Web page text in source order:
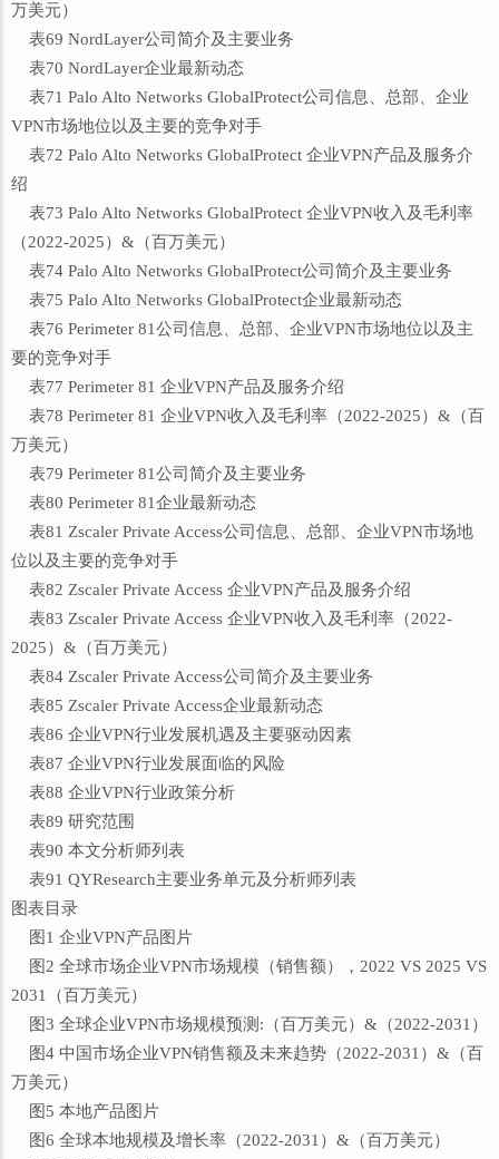
万美元）
表69 NordLayer公司简介及主要业务
表70 NordLayer企业最新动态
表71 Palo Alto Networks GlobalProtect公司信息、总部、企业
VPN市场地位以及主要的竞争对手
表72 Palo Alto Networks GlobalProtect 企业VPN产品及服务介
绍
表73 Palo Alto Networks GlobalProtect 企业VPN收入及毛利率
（2022-2025）&（百万美元）
表74 Palo Alto Networks GlobalProtect公司简介及主要业务
表75 Palo Alto Networks GlobalProtect企业最新动态
表76 Perimeter 81公司信息、总部、企业VPN市场地位以及主
要的竞争对手
表77 Perimeter 81 企业VPN产品及服务介绍
表78 Perimeter 81 企业VPN收入及毛利率（2022-2025）&（百
万美元）
表79 Perimeter 81公司简介及主要业务
表80 Perimeter 81企业最新动态
表81 Zscaler Private Access公司信息、总部、企业VPN市场地
位以及主要的竞争对手
表82 Zscaler Private Access 企业VPN产品及服务介绍
表83 Zscaler Private Access 企业VPN收入及毛利率（2022-
2025）&（百万美元）
表84 Zscaler Private Access公司简介及主要业务
表85 Zscaler Private Access企业最新动态
表86 企业VPN行业发展机遇及主要驱动因素
表87 企业VPN行业发展面临的风险
表88 企业VPN行业政策分析
表89 研究范围
表90 本文分析师列表
表91 QYResearch主要业务单元及分析师列表
图表目录
图1 企业VPN产品图片
图2 全球市场企业VPN市场规模（销售额），2022 VS 2025 VS
2031（百万美元）
图3 全球企业VPN市场规模预测:（百万美元）&（2022-2031）
图4 中国市场企业VPN销售额及未来趋势（2022-2031）&（百
万美元）
图5 本地产品图片
图6 全球本地规模及增长率（2022-2031）&（百万美元）